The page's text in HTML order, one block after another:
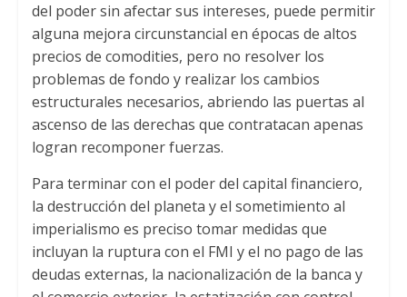
del poder sin afectar sus intereses, puede permitir
alguna mejora circunstancial en épocas de altos
precios de comodities, pero no resolver los
problemas de fondo y realizar los cambios
estructurales necesarios, abriendo las puertas al
ascenso de las derechas que contratacan apenas
logran recomponer fuerzas.
Para terminar con el poder del capital financiero,
la destrucción del planeta y el sometimiento al
imperialismo es preciso tomar medidas que
incluyan la ruptura con el FMI y el no pago de las
deudas externas, la nacionalización de la banca y